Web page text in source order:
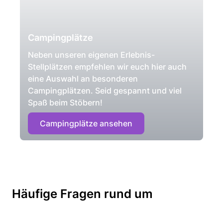
Campingplätze
Neben unseren eigenen Erlebnis-
Stellplätzen empfehlen wir euch hier auch
eine Auswahl an besonderen
Campingplätzen. Seid gespannt und viel
Spaß beim Stöbern!
Campingplätze ansehen
Häufige Fragen rund um